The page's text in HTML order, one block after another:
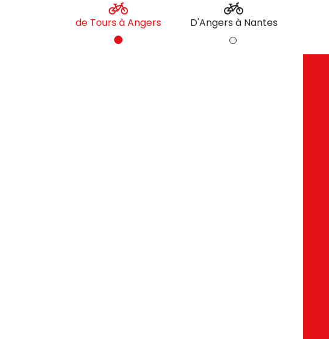
de Tours à Angers D'Angers à Nantes